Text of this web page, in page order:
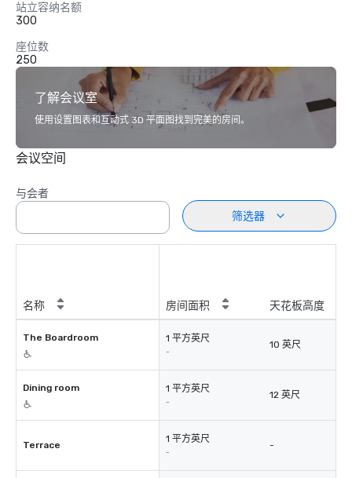
站立容纳名额
300
座位数
250
了解会议室
使用设置图表和互动式 3D 平面图找到完美的房间。
会议空间
与会者
筛选器
名称 房间面积 天花板高度
The Boardroom 1 平方英尺
-
10 英尺
Dining room 1 平方英尺
-
12 英尺
Terrace
1 平方英尺
-
-